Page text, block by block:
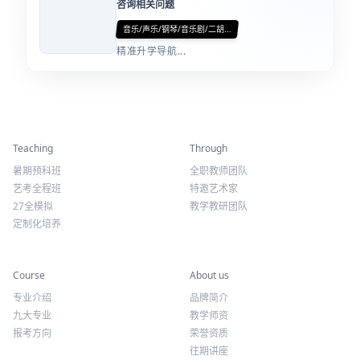
咨询相关问题
音乐/声乐/钢琴/音乐剧/二胡...
精准升学导航...
Teaching
暑期预科班
艺考全程班
27全模拟
定制化培养
Through
全职教师团队
特邀艺术家
教学教研团队
Course
专业介绍
九大专业
报考方向
About us
品牌简介
教学师资
荣誉资质
往期讲座